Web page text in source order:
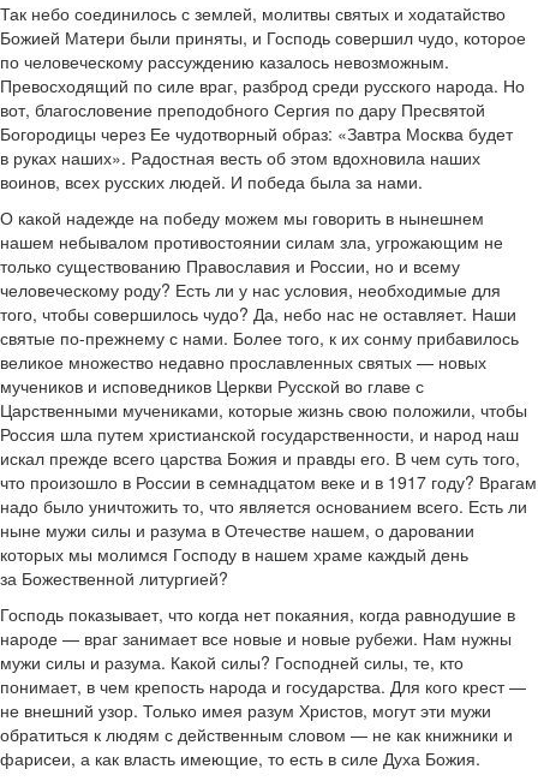
Так небо соединилось с землей, молитвы святых и ходатайство
Божией Матери были приняты, и Господь совершил чудо, которое
по человеческому рассуждению казалось невозможным.
Превосходящий по силе враг, разброд среди русского народа. Но
вот, благословение преподобного Сергия по дару Пресвятой
Богородицы через Ее чудотворный образ: «Завтра Москва будет
в руках наших». Радостная весть об этом вдохновила наших
воинов, всех русских людей. И победа была за нами.
О какой надежде на победу можем мы говорить в нынешнем
нашем небывалом противостоянии силам зла, угрожающим не
только существованию Православия и России, но и всему
человеческому роду? Есть ли у нас условия, необходимые для
того, чтобы совершилось чудо? Да, небо нас не оставляет. Наши
святые по-прежнему с нами. Более того, к их сонму прибавилось
великое множество недавно прославленных святых — новых
мучеников и исповедников Церкви Русской во главе с
Царственными мучениками, которые жизнь свою положили, чтобы
Россия шла путем христианской государственности, и народ наш
искал прежде всего царства Божия и правды его. В чем суть того,
что произошло в России в семнадцатом веке и в 1917 году? Врагам
надо было уничтожить то, что является основанием всего. Есть ли
ныне мужи силы и разума в Отечестве нашем, о даровании
которых мы молимся Господу в нашем храме каждый день
за Божественной литургией?
Господь показывает, что когда нет покаяния, когда равнодушие в
народе — враг занимает все новые и новые рубежи. Нам нужны
мужи силы и разума. Какой силы? Господней силы, те, кто
понимает, в чем крепость народа и государства. Для кого крест —
не внешний узор. Только имея разум Христов, могут эти мужи
обратиться к людям с действенным словом — не как книжники и
фарисеи, а как власть имеющие, то есть в силе Духа Божия.